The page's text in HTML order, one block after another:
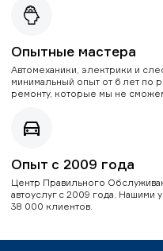
Опытные мастера
Автомеханики, электрики и
минимальный опыт от 6 лет по
ремонту, которые мы не
Опыт с 2009 года
Центр Правильного
автоуслуг с 2009 года. Нашими
38 000 клиентов.